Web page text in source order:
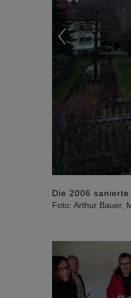
Die 2006
Foto: Arthur Bauer,